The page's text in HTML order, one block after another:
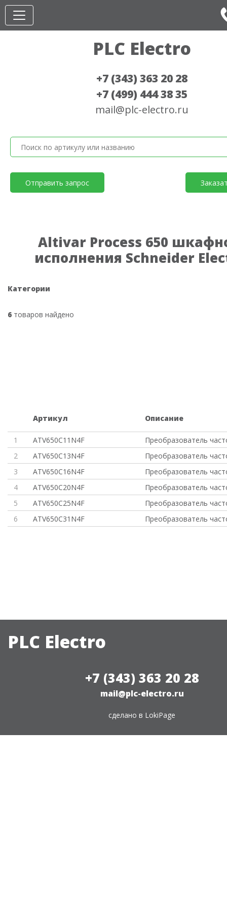
PLC Electro
+7 (343) 363 20 28
+7 (499) 444 38 35
mail@plc-electro.ru
Отправить запрос
Altivar Process 650
исполнения Schneider
Категории
6 товаров найдено
Артикул Описание
1 ATV650C11N4F
Преобразователь
2
ATV650C13N4F
Преобразователь
3
ATV650C16N4F
Преобразователь
4
ATV650C20N4F
Преобразователь
5
ATV650C25N4F
Преобразователь
6
ATV650C31N4F Преобразователь
PLC Electro
+7 (343) 363 20 28
mail@plc-electro.ru
сделано в LokiPage